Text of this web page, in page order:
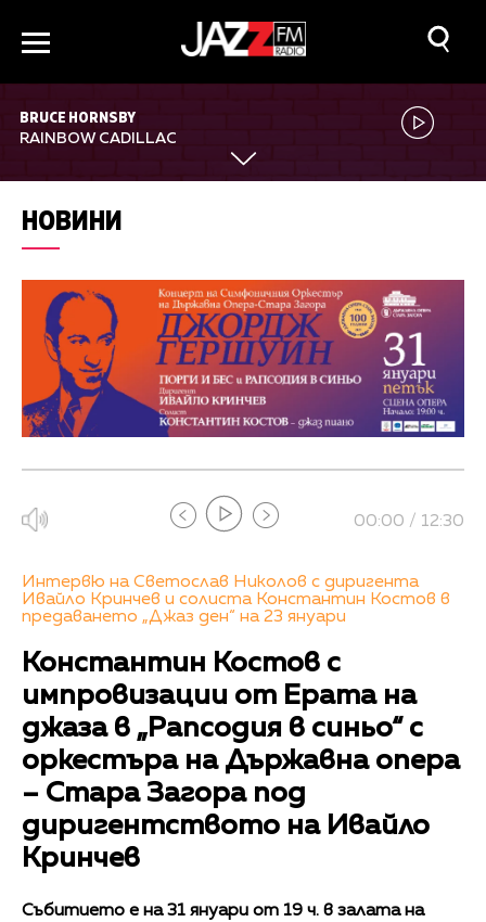
BRUCE HORNSBY
RAINBOW CADILLAC
НОВИНИ
00:00 / 12:30
Интервю на Светослав Николов с диригента
Ивайло Кринчев и солиста Константин Костов в
предаването „Джаз ден“ на 23 януари
Константин Костов с
импровизации от Ерата на
джаза в „Рапсодия в синьо“ с
оркестъра на Държавна опера
– Стара Загора под
диригентството на Ивайло
Кринчев
Събитието е на 31 януари от 19 ч. в залата на